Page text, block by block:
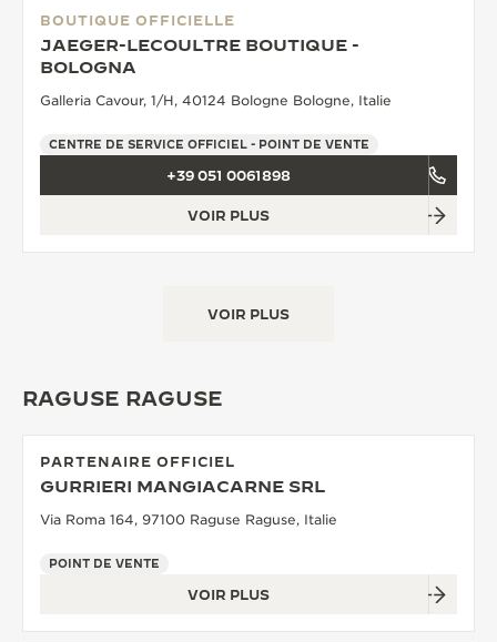
BOUTIQUE OFFICIELLE
JAEGER-LECOULTRE BOUTIQUE -
BOLOGNA
Galleria Cavour, 1/H, 40124 Bologne Bologne, Italie
CENTRE DE SERVICE OFFICIEL - POINT DE VENTE
+39 051 0061898
VOIR PLUS
VOIR PLUS
RAGUSE RAGUSE
PARTENAIRE OFFICIEL
GURRIERI MANGIACARNE SRL
Via Roma 164, 97100 Raguse Raguse, Italie
POINT DE VENTE
VOIR PLUS